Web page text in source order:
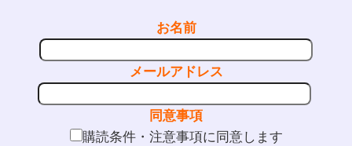
お名前
メールアドレス
同意事項
購読条件・注意事項に同意します